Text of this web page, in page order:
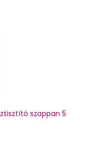
szappan 5